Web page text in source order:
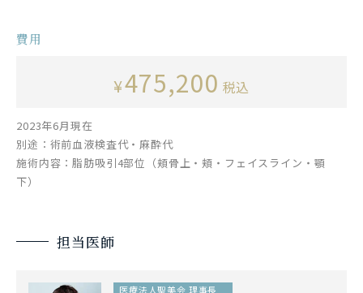
費用
¥475,200 税込
2023年6月現在
別途：術前血液検査代・麻酔代
施術内容：脂肪吸引4部位（頬骨上・頬・フェイスライン・顎
下）
担当医師
医療法人聖美会 理事長